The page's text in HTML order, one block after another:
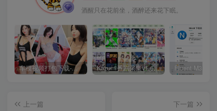
酒醒只在花前坐，酒醉还来花下眠。
车模视频打包下载-高清无水印版 Kazumi番剧采集v1.6.9：支持自定义规则+在线观看+弹幕，跨平台下载
上一篇
下一篇